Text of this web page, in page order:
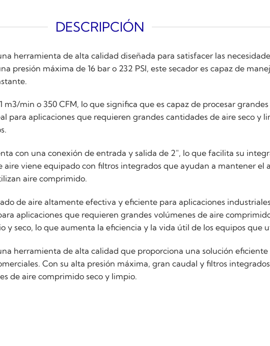
DESCRIPCIÓN
herramienta de alta calidad diseñada para satisfacer las
presión máxima de 16 bar o 232 PSI, este secador es capaz de
min o 350 CFM, lo que significa que es capaz de procesar
para aplicaciones que requieren grandes cantidades de aire seco y
con una conexión de entrada y salida de 2", lo que facilita su
viene equipado con filtros integrados que ayudan a mantener el
aire comprimido.
de aire altamente efectiva y eficiente para aplicaciones
aplicaciones que requieren grandes volúmenes de aire
seco, lo que aumenta la eficiencia y la vida útil de los equipos que
herramienta de alta calidad que proporciona una solución
Con su alta presión máxima, gran caudal y filtros
de aire comprimido seco y limpio.